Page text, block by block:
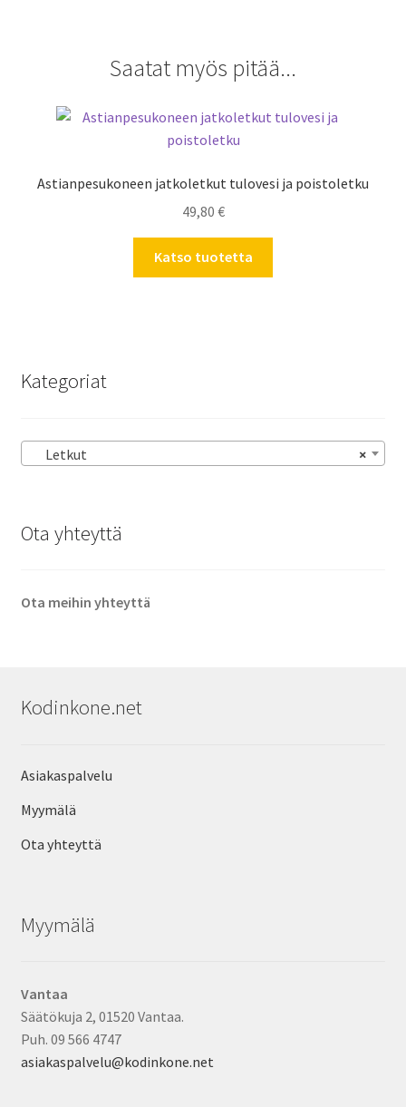
Saatat myös pitää...
Astianpesukoneen jatkoletkut tulovesi ja poistoletku
49,80 €
Katso tuotetta
Kategoriat
×
Letkut
Ota yhteyttä
Ota meihin yhteyttä
Kodinkone.net
Asiakaspalvelu
Myymälä
Ota yhteyttä
Myymälä
Vantaa
Säätökuja 2, 01520 Vantaa.
Puh. 09 566 4747
asiakaspalvelu@kodinkone.net